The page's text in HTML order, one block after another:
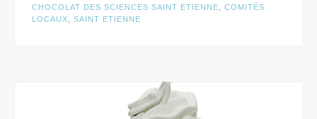
CHOCOLAT DES SCIENCES SAINT ETIENNE
COMITÉS
LOCAUX
SAINT ETIENNE